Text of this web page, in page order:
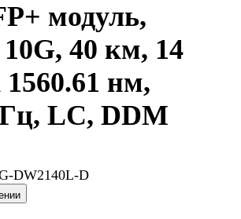
модуль,
40 км, 14
нм,
LC, DDM
DW2140L-D